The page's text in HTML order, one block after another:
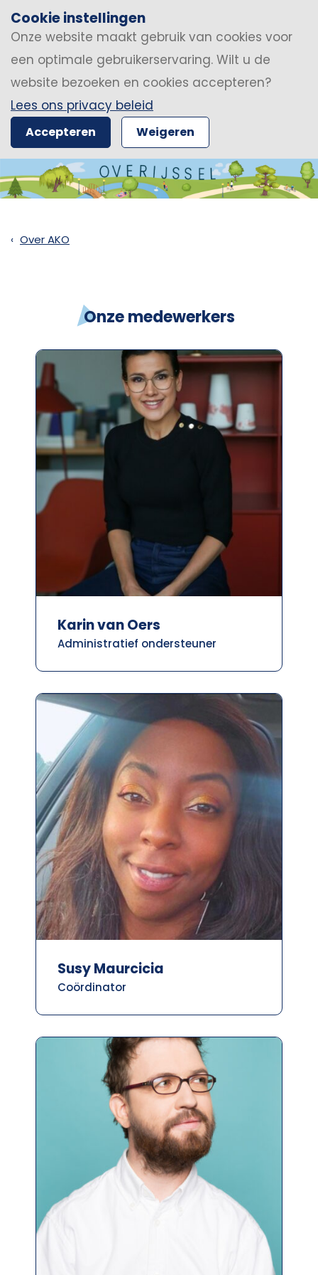
Cookie instellingen
Onze website maakt gebruik van cookies voor
een optimale gebruikerservaring. Wilt u de
website bezoeken en cookies accepteren?
Lees ons privacy beleid
Accepteren Weigeren
Over AKO
Onze medewerkers
Karin van Oers
Administratief ondersteuner
Susy Maurcicia
Coördinator